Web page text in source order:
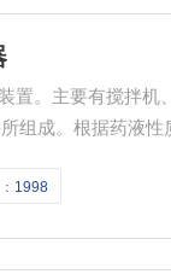
组成。根据药液
1998